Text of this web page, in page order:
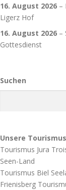
16. August 2026 –
Ligerz Hof
16. August 2026 –
Gottesdienst
Suchen
Unsere
Tourismus Jura
Seen-Land
Tourismus Biel
Frienisberg